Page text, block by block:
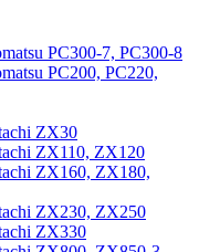
PC300-7, PC300-8
PC200, PC220,
ZX30
ZX110, ZX120
ZX160, ZX180,
ZX230, ZX250
ZX330